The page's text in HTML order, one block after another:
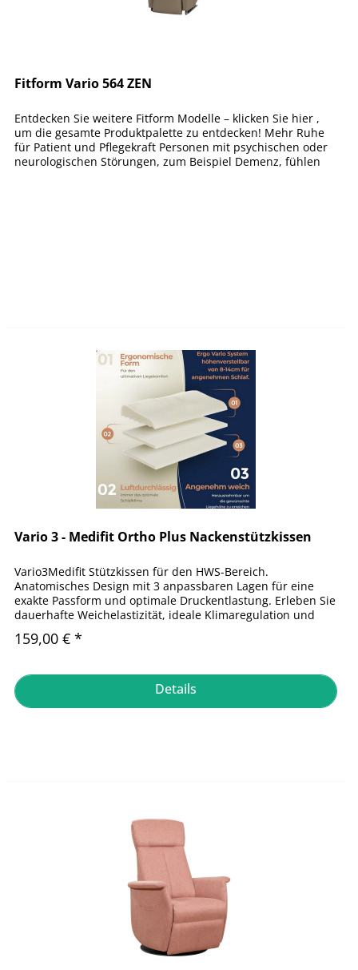
Fitform Vario 564 ZEN
Entdecken Sie weitere Fitform Modelle – klicken Sie hier ,
um die gesamte Produktpalette zu entdecken! Mehr Ruhe
für Patient und Pflegekraft Personen mit psychischen oder
neurologischen Störungen, zum Beispiel Demenz, fühlen
Vario 3 - Medifit Ortho Plus Nackenstützkissen
Vario3Medifit Stützkissen für den HWS-Bereich.
Anatomisches Design mit 3 anpassbaren Lagen für eine
exakte Passform und optimale Druckentlastung. Erleben Sie
dauerhafte Weichelastizität, ideale Klimaregulation und
159,00 € *
Details